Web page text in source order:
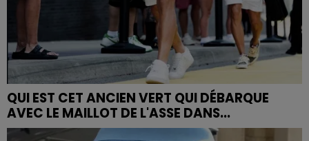
QUI EST CET ANCIEN VERT QUI DÉBARQUE
AVEC LE MAILLOT DE L'ASSE DANS...